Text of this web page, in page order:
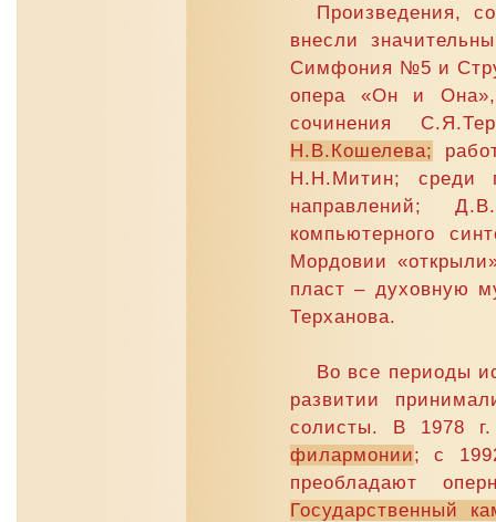
Произведения,
внесли
Симфония №5 и
опера «Он и Она»,
сочинения
Н.В.Кошелева;
Н.Н.Митин; среди
направлений;
компьютерного
Мордовии
пласт – духовную
Терханова.
Во все периоды
развитии
солисты. В 1978 г.
филармонии; с
преобладают
Государственный